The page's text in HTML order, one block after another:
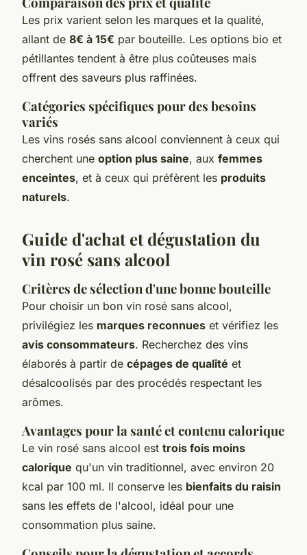
Les prix varient selon les marques et la qualité,
allant de 8€ à 15€ par bouteille. Les options bio et
pétillantes tendent à être plus coûteuses mais
offrent des saveurs plus raffinées.
Catégories spécifiques pour des besoins
variés
Les vins rosés sans alcool conviennent à ceux qui
cherchent une option plus saine, aux femmes
enceintes, et à ceux qui préfèrent les produits
naturels.
Guide d'achat et dégustation du
vin rosé sans alcool
Critères de sélection d'une bonne bouteille
Pour choisir un bon vin rosé sans alcool,
privilégiez les marques reconnues et vérifiez les
avis consommateurs. Recherchez des vins
élaborés à partir de cépages de qualité et
désalcoolisés par des procédés respectant les
arômes.
Avantages pour la santé et contenu calorique
Le vin rosé sans alcool est trois fois moins
calorique qu'un vin traditionnel, avec environ 20
kcal par 100 ml. Il conserve les bienfaits du raisin
sans les effets de l'alcool, idéal pour une
consommation plus saine.